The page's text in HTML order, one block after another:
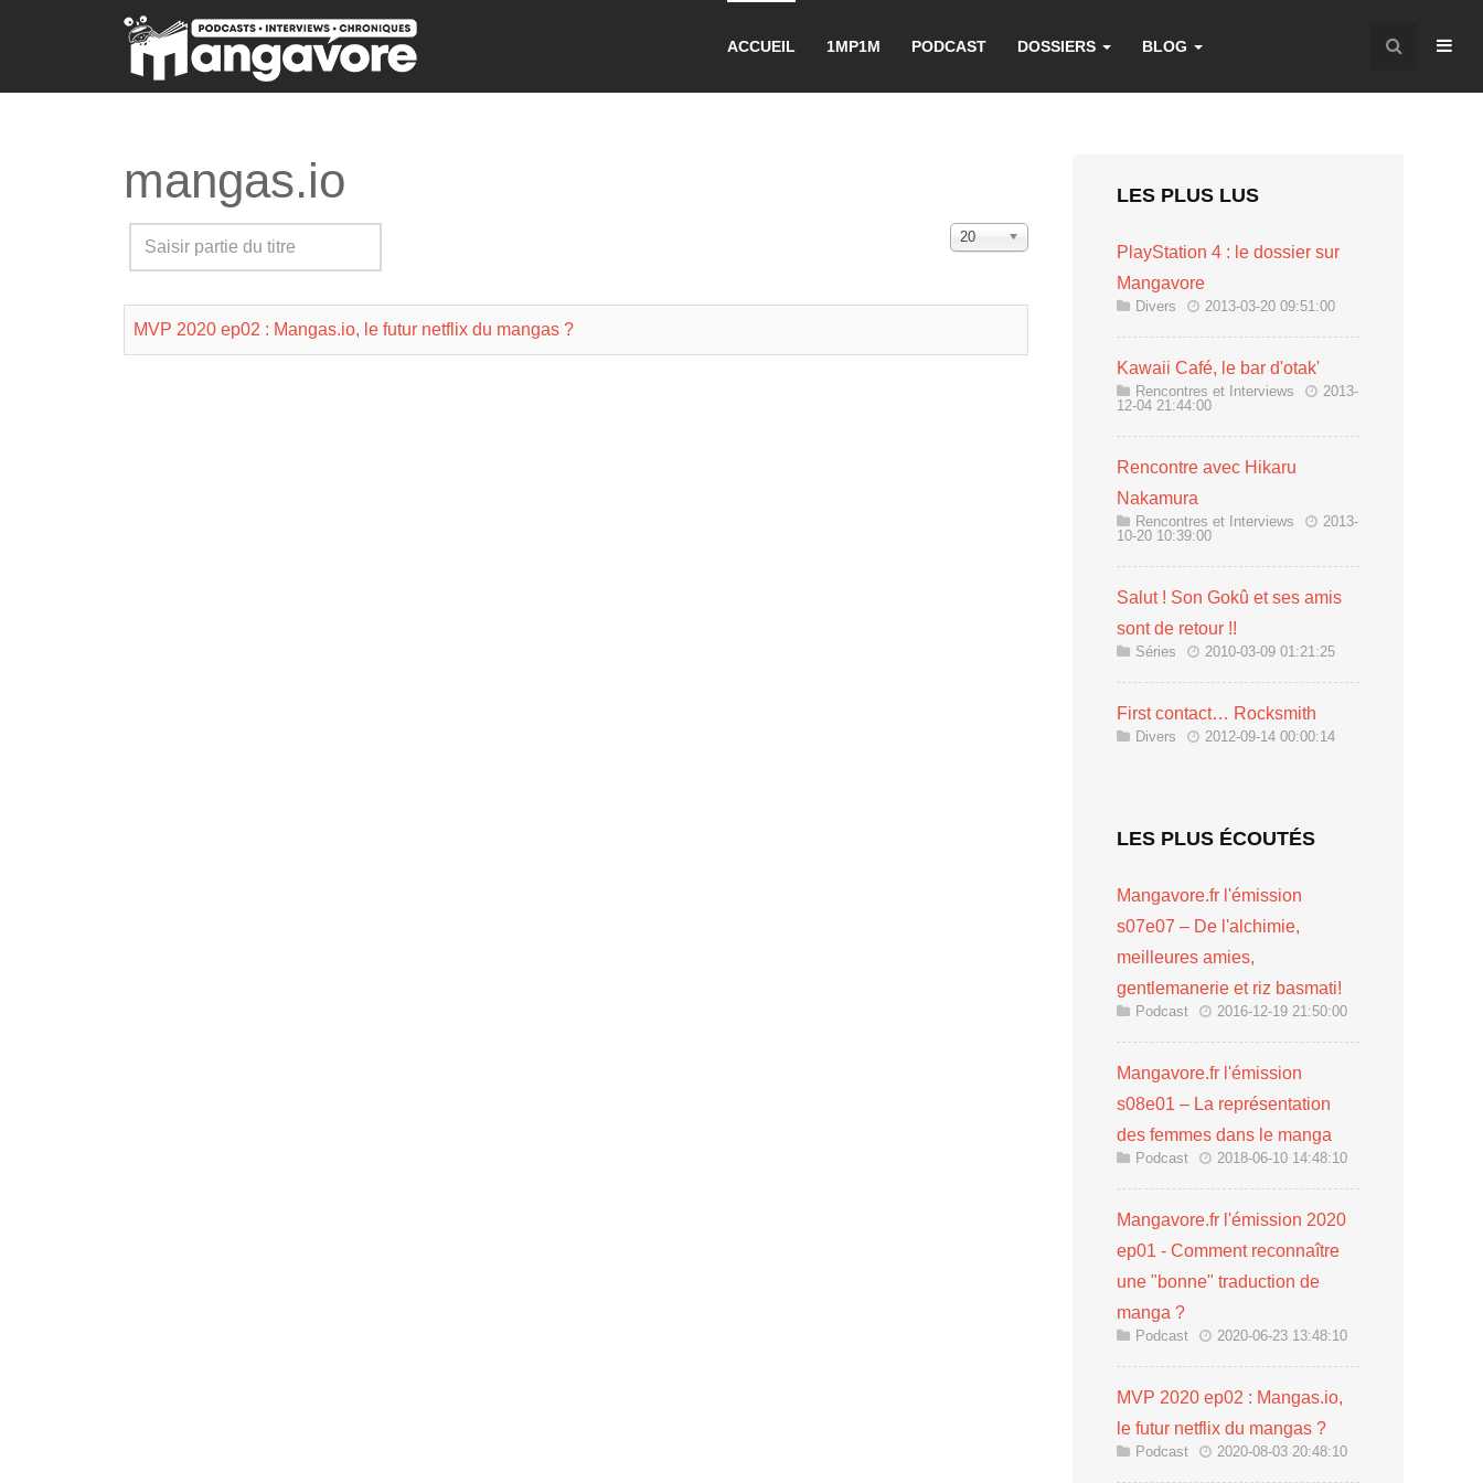
ACCUEIL 1MP1M PODCAST DOSSIERS BLOG
mangas.io
Saisir
partie
titre
Affichage
20
MVP 2020 ep02 : Mangas.io, le futur netflix du mangas ?
LES PLUS LUS
PlayStation 4 : le dossier sur
Mangavore
Divers 2013-03-20 09:51:00
Kawaii Café, le bar d'otak'
Rencontres et Interviews
2013-
12-04 21:44:00
Rencontre avec Hikaru
Nakamura
Rencontres et Interviews
2013-
10-20 10:39:00
Salut ! Son Gokû et ses amis
sont de retour !!
Séries 2010-03-09 01:21:25
First contact… Rocksmith
Divers 2012-09-14 00:00:14
LES PLUS ÉCOUTÉS
Mangavore.fr l'émission
s07e07 – De l'alchimie,
meilleures amies,
gentlemanerie et riz basmati!
Podcast 2016-12-19 21:50:00
Mangavore.fr l'émission
s08e01 – La représentation
des femmes dans le manga
Podcast 2018-06-10 14:48:10
Mangavore.fr l'émission 2020
ep01 - Comment reconnaître
une "bonne" traduction de
manga ?
Podcast 2020-06-23 13:48:10
MVP 2020 ep02 : Mangas.io,
le futur netflix du mangas ?
Podcast 2020-08-03 20:48:10